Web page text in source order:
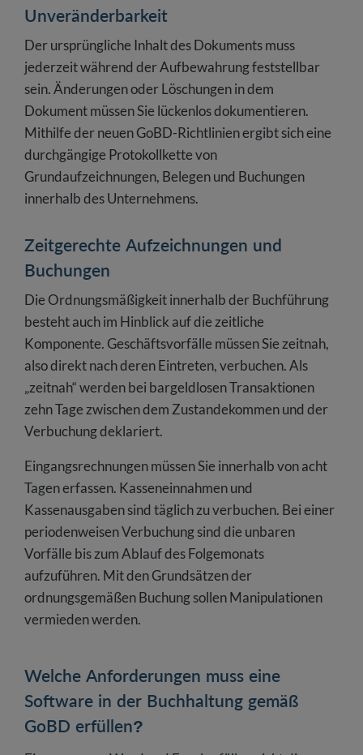
Unveränderbarkeit
Der ursprüngliche Inhalt des Dokuments muss
jederzeit während der Aufbewahrung feststellbar
sein. Änderungen oder Löschungen in dem
Dokument müssen Sie lückenlos dokumentieren.
Mithilfe der neuen GoBD-Richtlinien ergibt sich eine
durchgängige Protokollkette von
Grundaufzeichnungen, Belegen und Buchungen
innerhalb des Unternehmens.
Zeitgerechte Aufzeichnungen und
Buchungen
Die Ordnungsmäßigkeit innerhalb der Buchführung
besteht auch im Hinblick auf die zeitliche
Komponente. Geschäftsvorfälle müssen Sie zeitnah,
also direkt nach deren Eintreten, verbuchen. Als
„zeitnah“ werden bei bargeldlosen Transaktionen
zehn Tage zwischen dem Zustandekommen und der
Verbuchung deklariert.
Eingangsrechnungen müssen Sie innerhalb von acht
Tagen erfassen. Kasseneinnahmen und
Kassenausgaben sind täglich zu verbuchen. Bei einer
periodenweisen Verbuchung sind die unbaren
Vorfälle bis zum Ablauf des Folgemonats
aufzuführen. Mit den Grundsätzen der
ordnungsgemäßen Buchung sollen Manipulationen
vermieden werden.
Welche Anforderungen muss eine
Software in der Buchhaltung gemäß
GoBD erfüllen?